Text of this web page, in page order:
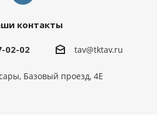
контакты
02-02 tav@tktav.ru
Базовый проезд, 4Е